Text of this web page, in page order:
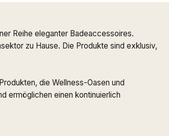
Reihe eleganter Badeaccessoires.
zu Hause. Die Produkte sind exklusiv,
die Wellness-Oasen und
ermöglichen einen kontinuierlich